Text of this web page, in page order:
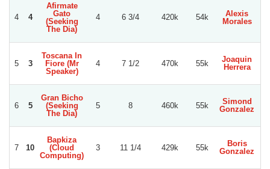
4 4
Afirmate
Gato
(Seeking
The Dia)
4 6 3/4 420k 54k
Alexis
Morales
5 3
Toscana In
Fiore (Mr
Speaker)
4 7 1/2 470k 55k
Joaquin
Herrera
6 5
Gran Bicho
(Seeking
The Dia)
5 8 460k 55k
Simond
Gonzalez
7 10
Bapkiza
(Cloud
Computing)
3 11 1/4 429k 55k
Boris
Gonzalez